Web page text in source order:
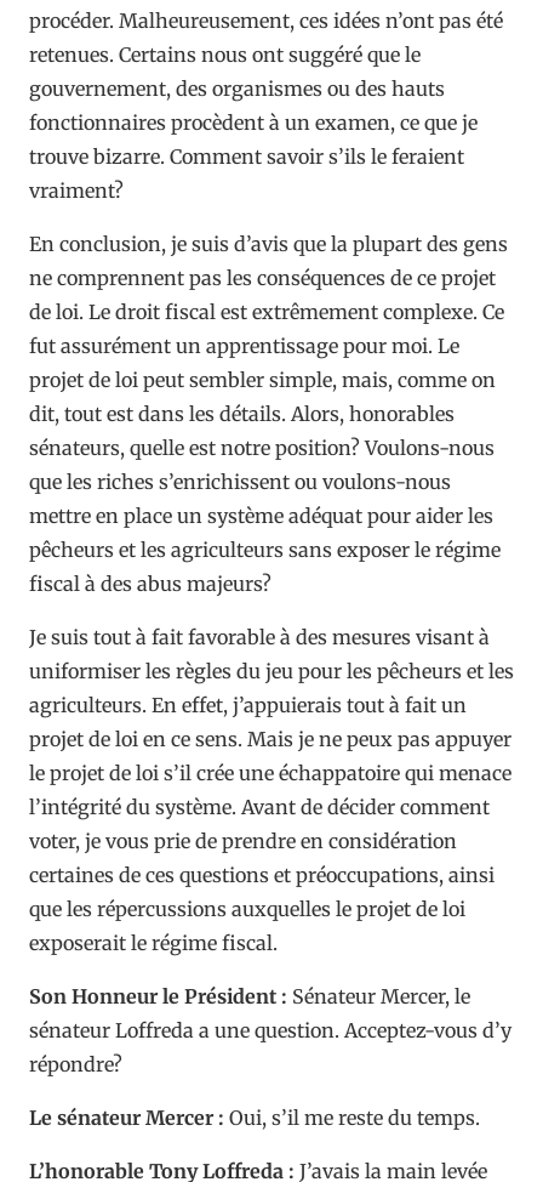
procéder. Malheureusement, ces idées n’ont pas été
retenues. Certains nous ont suggéré que le
gouvernement, des organismes ou des hauts
fonctionnaires procèdent à un examen, ce que je
trouve bizarre. Comment savoir s’ils le feraient
vraiment?
En conclusion, je suis d’avis que la plupart des gens
ne comprennent pas les conséquences de ce projet
de loi. Le droit fiscal est extrêmement complexe. Ce
fut assurément un apprentissage pour moi. Le
projet de loi peut sembler simple, mais, comme on
dit, tout est dans les détails. Alors, honorables
sénateurs, quelle est notre position? Voulons-nous
que les riches s’enrichissent ou voulons-nous
mettre en place un système adéquat pour aider les
pêcheurs et les agriculteurs sans exposer le régime
fiscal à des abus majeurs?
Je suis tout à fait favorable à des mesures visant à
uniformiser les règles du jeu pour les pêcheurs et les
agriculteurs. En effet, j’appuierais tout à fait un
projet de loi en ce sens. Mais je ne peux pas appuyer
le projet de loi s’il crée une échappatoire qui menace
l’intégrité du système. Avant de décider comment
voter, je vous prie de prendre en considération
certaines de ces questions et préoccupations, ainsi
que les répercussions auxquelles le projet de loi
exposerait le régime fiscal.
Son Honneur le Président : Sénateur Mercer, le
sénateur Loffreda a une question. Acceptez-vous d’y
répondre?
Le sénateur Mercer : Oui, s’il me reste du temps.
L’honorable Tony Loffreda : J’avais la main levée